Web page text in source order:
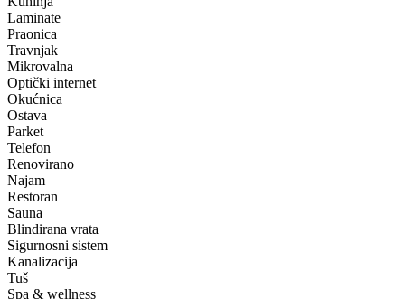
Laminate
Praonica
Travnjak
Mikrovalna
Optički internet
Okućnica
Ostava
Parket
Telefon
Renovirano
Najam
Restoran
Sauna
Blindirana vrata
Sigurnosni sistem
Kanalizacija
Tuš
Spa & wellness